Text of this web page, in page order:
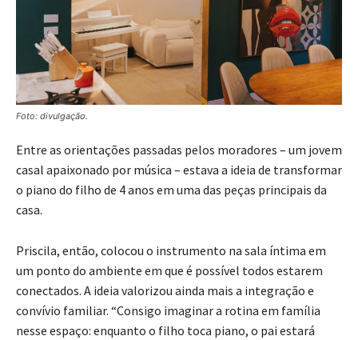
Foto: divulgação.
Entre as orientações passadas pelos moradores – um jovem
casal apaixonado por música – estava a ideia de transformar
o piano do filho de 4 anos em uma das peças principais da
casa.
Priscila, então, colocou o instrumento na sala íntima em
um ponto do ambiente em que é possível todos estarem
conectados. A ideia valorizou ainda mais a integração e
convívio familiar. “Consigo imaginar a rotina em família
nesse espaço: enquanto o filho toca piano, o pai estará